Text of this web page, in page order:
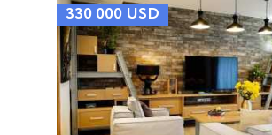
330 000 USD